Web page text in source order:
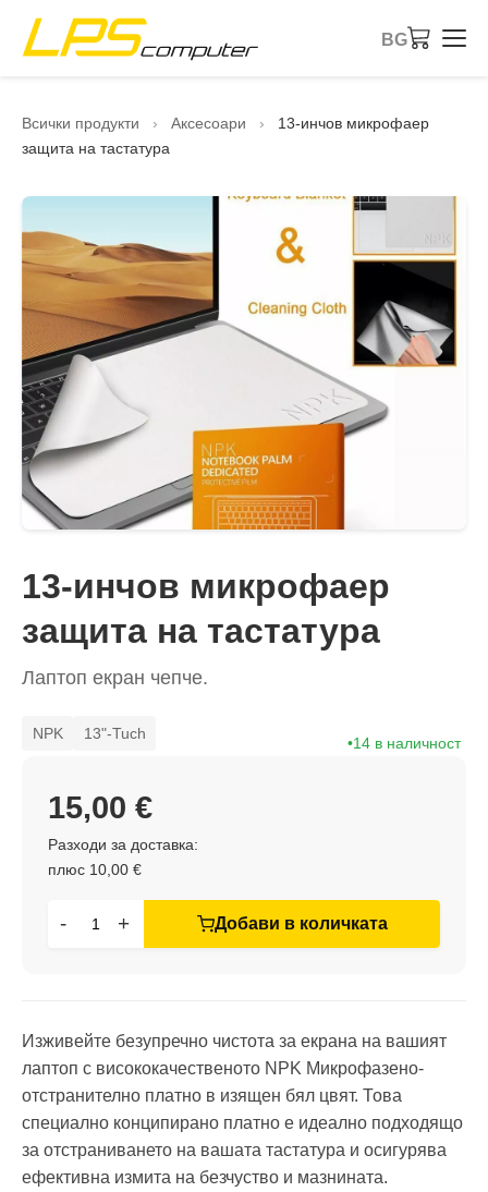
BG
Услуги
За компанията
eBay магазин
Всички продукти › Аксесоари ›
13-инчов микрофаер
защита на тастатура
13-инчов микрофаер
защита на тастатура
Лаптоп екран чепче.
NPK 13"-Tuch
14 в наличност
Разходи за доставка:
плюс 10,00 €
15,00 €
- + Добави в количката
Изживейте безупречно чистота за екрана на вашият
лаптоп с висококачественото NPK Микрофазено-
отстранително платно в изящен бял цвят. Това
специално конципирано платно е идеално подходящо
за отстраниването на вашата тастатура и осигурява
ефективна измита на безчуство и мазнината.